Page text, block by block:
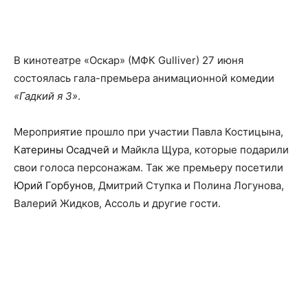
В кинотеатре «Оскар» (МФК Gulliver) 27 июня
состоялась гала-премьера анимационной комедии
«Гадкий я 3».
Мероприятие прошло при участии Павла Костицына,
Катерины Осадчей и Майкла Щура, которые подарили
свои голоса персонажам. Так же премьеру посетили
Юрий Горбунов, Дмитрий Ступка и Полина Логунова,
Валерий Жидков, Ассоль и другие гости.